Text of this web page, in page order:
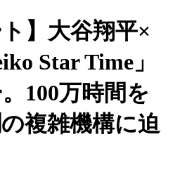
ト】大谷翔平×
Star Time」
100万時間を
複雑機構に迫